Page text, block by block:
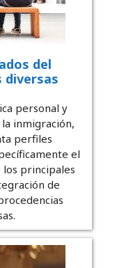
del
diversas
personal y
inmigración,
perfiles
el
los principales
de